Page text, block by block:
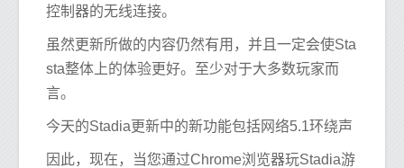
控制器的无线连接。
虽然更新所做的内容仍然有用，并且一定会使Sta
sta整体上的体验更好。至少对于大多数玩家而
言。
今天的Stadia更新中的新功能包括网络5.1环绕声
因此，现在，当您通过Chrome浏览器玩Stadia游